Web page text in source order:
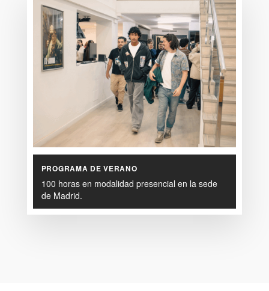
PROGRAMA DE VERANO
100 horas en modalidad presencial en la sede
de Madrid.